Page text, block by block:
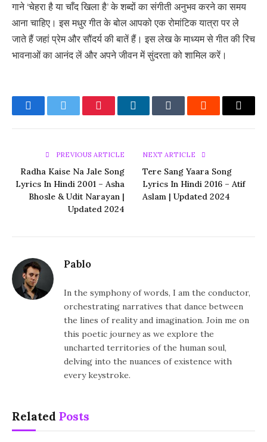
गाने ‘चेहरा है या चाँद खिला है’ के शब्दों का संगीती अनुभव करने का समय
आना चाहिए। इस मधुर गीत के बोल आपको एक रोमांटिक यात्रा पर ले
जाते हैं जहां प्रेम और सौंदर्य की बातें हैं। इस लेख के माध्यम से गीत की रिच
भावनाओं का आनंद लें और अपने जीवन में सुंदरता को शामिल करें।
FacebookTwitter PinterestLinkedInTumblr Reddit Email
PREVIOUS ARTICLE
Radha Kaise Na Jale Song
Lyrics In Hindi 2001 – Asha
Bhosle & Udit Narayan |
Updated 2024
NEXT ARTICLE
Tere Sang Yaara Song
Lyrics In Hindi 2016 – Atif
Aslam | Updated 2024
Pablo
In the symphony of words, I am the conductor,
orchestrating narratives that dance between
the lines of reality and imagination. Join me on
this poetic journey as we explore the
uncharted territories of the human soul,
delving into the nuances of existence with
every keystroke.
Related Posts